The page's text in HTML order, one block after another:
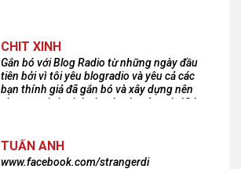
CHIT XINH
Gắn bó với Blog Radio từ những ngày đầu
tiên bởi vì tôi yêu blogradio và yêu cả các
bạn thính giả đã gắn bó và xây dựng nên
chương trình phát thanh xúc cảm này!Cám
TUẤN ANH
www.facebook.com/strangerdi